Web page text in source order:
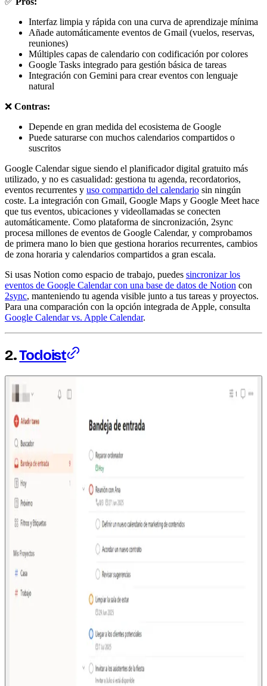
Interfaz limpia y rápida con una curva de aprendizaje mínima
Añade automáticamente eventos de Gmail (vuelos, reservas,
reuniones)
Múltiples capas de calendario con codificación por colores
Google Tasks integrado para gestión básica de tareas
Integración con Gemini para crear eventos con lenguaje
natural
❌ Contras:
Depende en gran medida del ecosistema de Google
Puede saturarse con muchos calendarios compartidos o
suscritos
Google Calendar sigue siendo el planificador digital gratuito más
utilizado, y no es casualidad: gestiona tu agenda, recordatorios,
eventos recurrentes y uso compartido del calendario sin ningún
coste. La integración con Gmail, Google Maps y Google Meet hace
que tus eventos, ubicaciones y videollamadas se conecten
automáticamente. Como plataforma de sincronización, 2sync
procesa millones de eventos de Google Calendar, y comprobamos
de primera mano lo bien que gestiona horarios recurrentes, cambios
de zona horaria y calendarios compartidos a gran escala.
Si usas Notion como espacio de trabajo, puedes sincronizar los
eventos de Google Calendar con una base de datos de Notion con
2sync, manteniendo tu agenda visible junto a tus tareas y proyectos.
Para una comparación con la opción integrada de Apple, consulta
Google Calendar vs. Apple Calendar.
2.Todoist